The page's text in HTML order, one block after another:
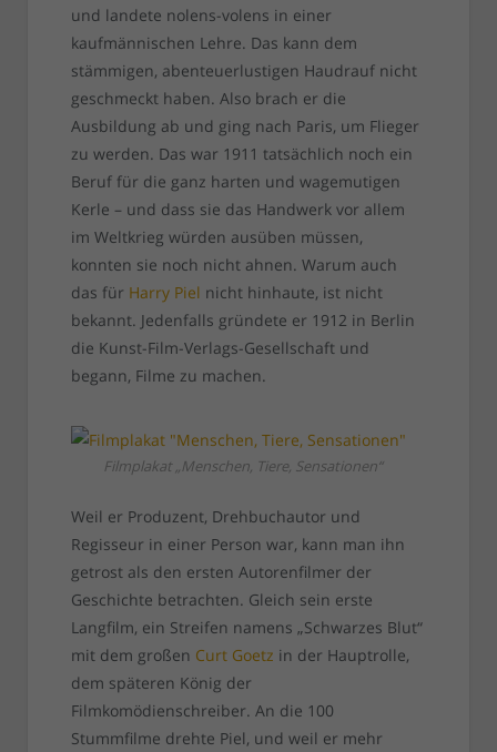
und landete nolens-volens in einer
kaufmännischen Lehre. Das kann dem
stämmigen, abenteuerlustigen Haudrauf nicht
geschmeckt haben. Also brach er die
Ausbildung ab und ging nach Paris, um Flieger
zu werden. Das war 1911 tatsächlich noch ein
Beruf für die ganz harten und wagemutigen
Kerle – und dass sie das Handwerk vor allem
im Weltkrieg würden ausüben müssen,
konnten sie noch nicht ahnen. Warum auch
das für Harry Piel nicht hinhaute, ist nicht
bekannt. Jedenfalls gründete er 1912 in Berlin
die Kunst-Film-Verlags-Gesellschaft und
begann, Filme zu machen.
Filmplakat „Menschen, Tiere, Sensationen“
Weil er Produzent, Drehbuchautor und
Regisseur in einer Person war, kann man ihn
getrost als den ersten Autorenfilmer der
Geschichte betrachten. Gleich sein erste
Langfilm, ein Streifen namens „Schwarzes Blut“
mit dem großen Curt Goetz in der Hauptrolle,
dem späteren König der
Filmkomödienschreiber. An die 100
Stummfilme drehte Piel, und weil er mehr